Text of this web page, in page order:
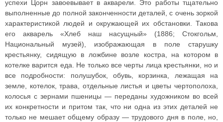
успехи Цорн завоевывает в акварели. Это работы тщательно
выполненные до полной законченности деталей, с очень зоркой
характеристикой людей и окружающей их обстановки. Такова
его акварель «Хлеб наш насущный» (1886; Стокгольм,
Национальный музей), изображающая в поле старушку
крестьянку, сидящую в ложбине возле костра, на котором в
котелке варится еда. Не только все черты лица крестьянки, но и
все подробности: полушубок, обувь, корзинка, лежащая на
земле, котелок, трава, отдельные листья и цветы чертополоха,
колосья с зернами пшеницы — переданы художником во всей
их конкретности и притом так, что ни одна из этих деталей не
только не мешает общему образу — трудового дня в поле, но,